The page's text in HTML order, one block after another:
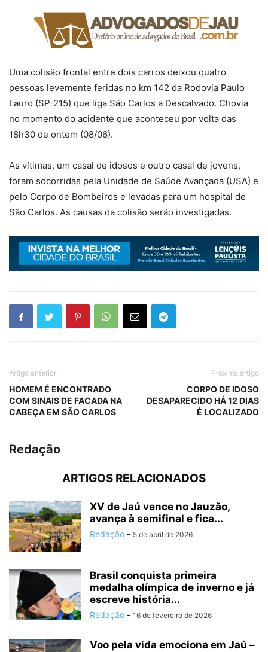
Uma colisão frontal entre dois carros deixou quatro
pessoas levemente feridas no km 142 da Rodovia Paulo
Lauro (SP-215) que liga São Carlos a Descalvado. Chovia
no momento do acidente que aconteceu por volta das
18h30 de ontem (08/06).
As vítimas, um casal de idosos e outro casal de jovens,
foram socorridas pela Unidade de Saúde Avançada (USA) e
pelo Corpo de Bombeiros e levadas para um hospital de
São Carlos. As causas da colisão serão investigadas.
Artigo anterior
HOMEM É ENCONTRADO
COM SINAIS DE FACADA NA
CABEÇA EM SÃO CARLOS
Próximo artigo
CORPO DE IDOSO
DESAPARECIDO HÁ 12 DIAS
É LOCALIZADO
Redação
ARTIGOS RELACIONADOS
XV de Jaú vence no Jauzão,
avança à semifinal e fica...
Redação - 5 de abril de 2026
Brasil conquista primeira
medalha olímpica de inverno e já
escreve história...
Redação - 16 de fevereiro de 2026
Voo pela vida emociona em Jaú –